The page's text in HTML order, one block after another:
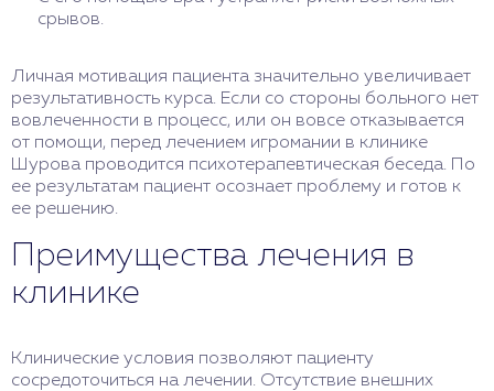
срывов.
Личная мотивация пациента значительно увеличивает
результативность курса. Если со стороны больного нет
вовлеченности в процесс, или он вовсе отказывается
от помощи, перед лечением игромании в клинике
Шурова проводится психотерапевтическая беседа. По
ее результатам пациент осознает проблему и готов к
ее решению.
Преимущества лечения в
клинике
Клинические условия позволяют пациенту
сосредоточиться на лечении. Отсутствие внешних